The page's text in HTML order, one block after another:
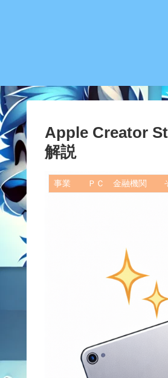
Apple Creator
解説
事業 ＰＣ 金融機関 そ